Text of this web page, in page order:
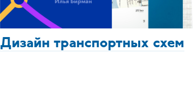
Дизайн транспортных схем